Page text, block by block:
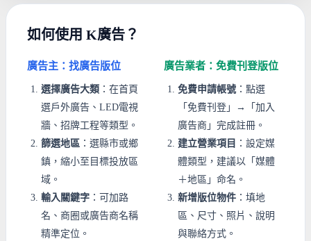
如何使用 K廣告？
廣告主：找廣告版位
選擇廣告大類 ：在首頁
選戶外廣告、LED電視
牆、招牌工程等類型。
篩選地區 ：選縣市或鄉
鎮，縮小至目標投放區
域。
輸入關鍵字 ：可加路
名、商圈或廣告商名稱
精準定位。
廣告業者：免費刊登版位
免費申請帳號 ：點選
「免費刊登」→「加入
廣告商」完成註冊。
建立營業項目 ：設定媒
體類型，建議以「媒體
＋地區」命名。
新增版位物件 ：填地
區、尺寸、照片、說明
與聯絡方式。